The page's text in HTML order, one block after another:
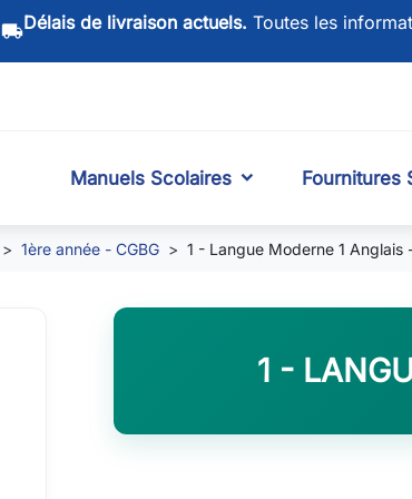
local_shippingDélais de livraison actuels. Toutes les
Manuels Scolaires Fournitures
1ère année - CGBG 1 - Langue Moderne 1 Anglais
1 -